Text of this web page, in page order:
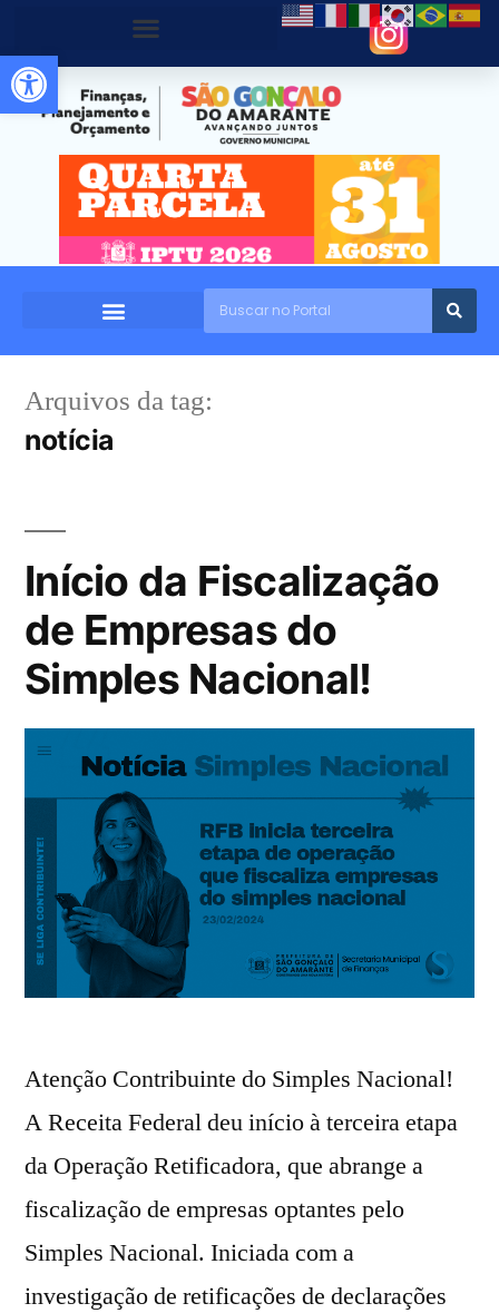
Abrir a barra de ferramentas
Arquivos da tag:
notícia
Início da Fiscalização
de Empresas do
Simples Nacional!
Atenção Contribuinte do Simples Nacional!
A Receita Federal deu início à terceira etapa
da Operação Retificadora, que abrange a
fiscalização de empresas optantes pelo
Simples Nacional. Iniciada com a
investigação de retificações de declarações